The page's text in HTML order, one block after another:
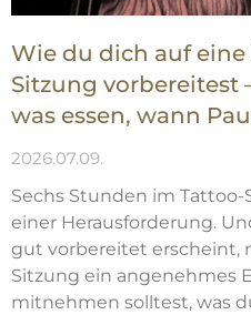
Wie du dich auf
Sitzung vorbereitest
was essen, wann
2026.07.09.
Sechs Stunden im
einer Herausforderung.
gut vorbereitet erscheint,
Sitzung ein angenehmes
mitnehmen solltest, was